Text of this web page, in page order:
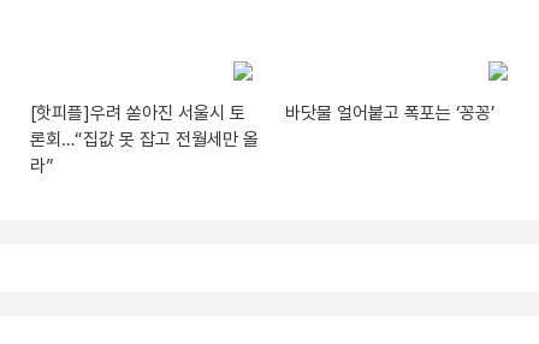
[핫피플]우려 쏟아진 서울시 토
론회…“집값 못 잡고 전월세만 올
라”
바닷물 얼어붙고 폭포는 ‘꽁꽁’